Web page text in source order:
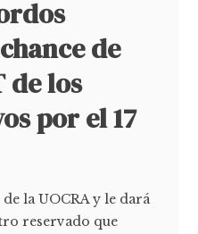
de
de los
por el 17
de la UOCRA y le dará
reservado que